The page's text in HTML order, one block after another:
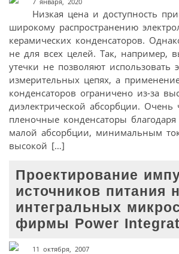
Низкая цена и доступность
широкому распространению
керамических конденсаторов.
не для всех целей. Так, например,
утечки не позволяют использовать
измерительных цепях, а
конденсаторов ограничено из-за
диэлектрической абсорбции. Очень
пленочные конденсаторы
малой абсорбции, минимальным
высокой […]
Проектирование
источников питания
интегральных
фирмы Power
11 октября, 2007